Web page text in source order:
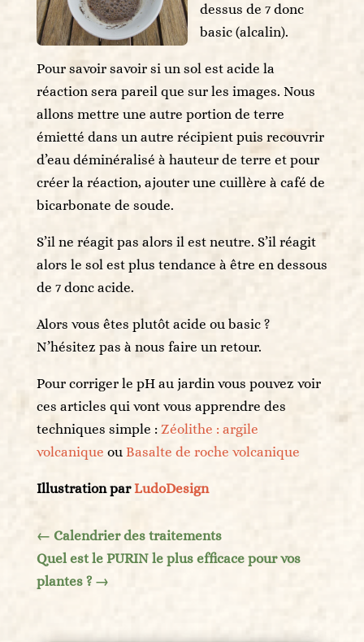
dessus de 7 donc
basic (alcalin).
Pour savoir savoir si un sol est acide la
réaction sera pareil que sur les images. Nous
allons mettre une autre portion de terre
émietté dans un autre récipient puis recouvrir
d’eau déminéralisé à hauteur de terre et pour
créer la réaction, ajouter une cuillère à café de
bicarbonate de soude.
S’il ne réagit pas alors il est neutre. S’il réagit
alors le sol est plus tendance à être en dessous
de 7 donc acide.
Alors vous êtes plutôt acide ou basic ?
N’hésitez pas à nous faire un retour.
Pour corriger le pH au jardin vous pouvez voir
ces articles qui vont vous apprendre des
techniques simple : Zéolithe : argile
volcanique ou Basalte de roche volcanique
Illustration parLudoDesign
← Calendrier des traitements
Quel est le PURIN le plus efficace pour vos
plantes ?→